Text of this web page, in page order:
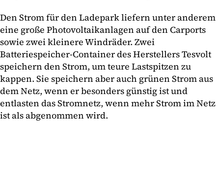
Den Strom für den Ladepark liefern unter anderem
eine große Photovoltaikanlagen auf den Carports
sowie zwei kleinere Windräder. Zwei
Batteriespeicher-Container des Herstellers Tesvolt
speichern den Strom, um teure Lastspitzen zu
kappen. Sie speichern aber auch grünen Strom aus
dem Netz, wenn er besonders günstig ist und
entlasten das Stromnetz, wenn mehr Strom im Netz
ist als abgenommen wird.